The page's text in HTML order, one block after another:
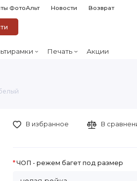
ФотоАльт Новости Возврат
Печать Акции
В избранное В
ЧОП - режем багет под размер